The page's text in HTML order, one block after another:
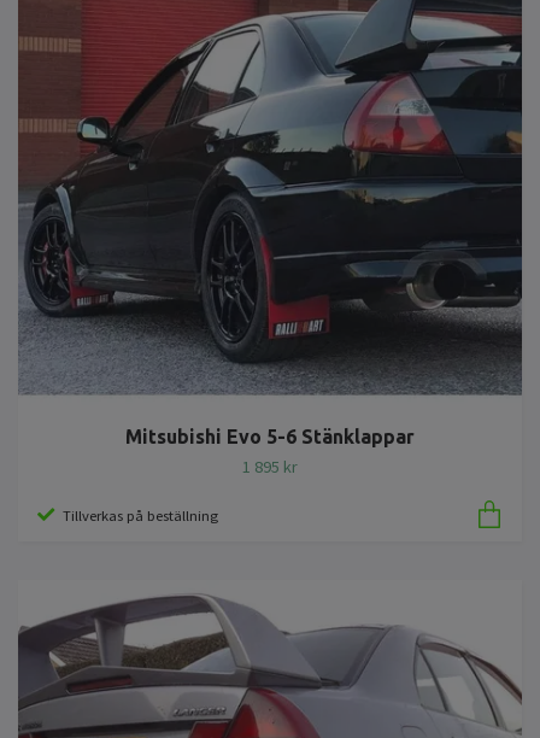
Mitsubishi Evo 5-6 Stänklappar
1 895 kr
Tillverkas på beställning